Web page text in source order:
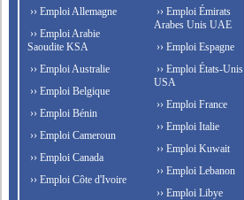
›› Emploi Allemagne
›› Emploi Arabie
Saoudite KSA
›› Emploi Australie
›› Emploi Belgique
›› Emploi Bénin
›› Emploi Cameroun
›› Emploi Canada
›› Emploi Côte d'Ivoire
›› Emploi Émirats
Arabes Unis UAE
›› Emploi Espagne
›› Emploi États-Unis
USA
›› Emploi France
›› Emploi Italie
›› Emploi Kuwait
›› Emploi Lebanon
›› Emploi Libye